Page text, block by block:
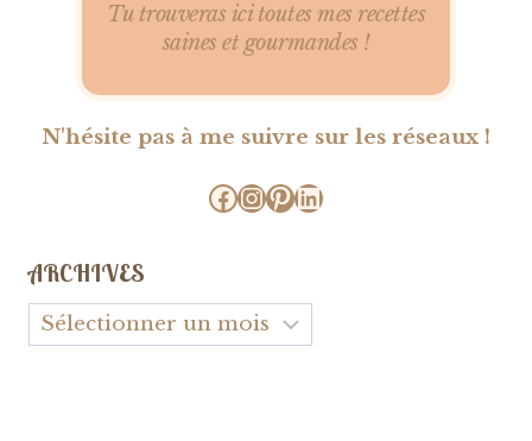
Tu trouveras ici toutes mes recettes
saines et gourmandes !
N'hésite pas à me suivre sur les réseaux !
Facebook
Instagram
Pinterest
LinkedIn
ARCHIVES
Archives